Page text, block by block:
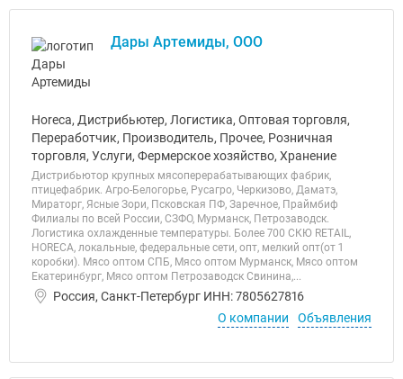
Дары Артемиды, ООО
Horeca, Дистрибьютер, Логистика, Оптовая торговля,
Переработчик, Производитель, Прочее, Розничная
торговля, Услуги, Фермерское хозяйство, Хранение
Дистрибьютор крупных мясоперерабатывающих фабрик,
птицефабрик. Агро-Белогорье, Русагро, Черкизово, Даматэ,
Мираторг, Ясные Зори, Псковская ПФ, Заречное, Праймбиф
Филиалы по всей России, СЗФО, Мурманск, Петрозаводск.
Логистика охлажденные температуры. Более 700 СКЮ RETAIL,
HORECA, локальные, федеральные сети, опт, мелкий опт(от 1
коробки). Мясо оптом СПБ, Мясо оптом Мурманск, Мясо оптом
Екатеринбург, Мясо оптом Петрозаводск Свинина,...
Россия, Санкт-Петербург ИНН: 7805627816
О компании
Объявления